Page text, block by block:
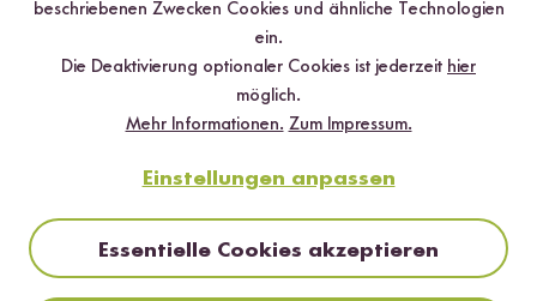
Crepes aus Reismehl mit Kirsch Sauce
beschriebenen Zwecken Cookies und ähnliche Technologien
ein.
Die Deaktivierung optionaler Cookies ist jederzeit hier
möglich.
Mehr Informationen. Zum Impressum.
Einstellungen anpassen
Essentielle Cookies akzeptieren